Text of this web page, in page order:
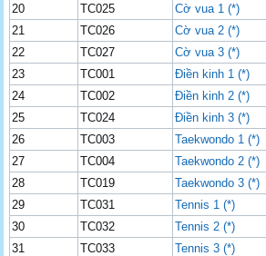
20
TC025
Cờ vua 1 (*)
21
TC026
Cờ vua 2 (*)
22
TC027
Cờ vua 3 (*)
23
TC001
Điền kinh 1 (*)
24
TC002
Điền kinh 2 (*)
25
TC024
Điền kinh 3 (*)
26
TC003
Taekwondo 1 (*)
27
TC004
Taekwondo 2 (*)
28
TC019
Taekwondo 3 (*)
29
TC031
Tennis 1 (*)
30
TC032
Tennis 2 (*)
31
TC033
Tennis 3 (*)